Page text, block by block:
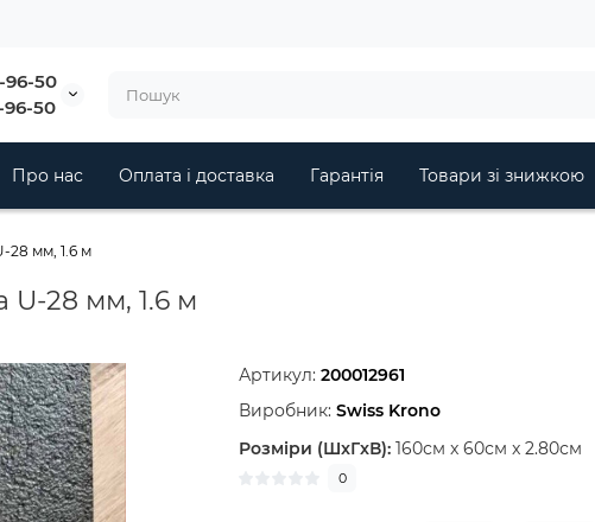
96-50
96-50
Про нас Оплата і доставка Гарантія Товари зі знижкою
28 мм, 1.6 м
U-28 мм, 1.6 м
Артикул:200012961
Виробник:Swiss Krono
Розміри (ШxГxВ): 160см x 60см x 2.80см
0